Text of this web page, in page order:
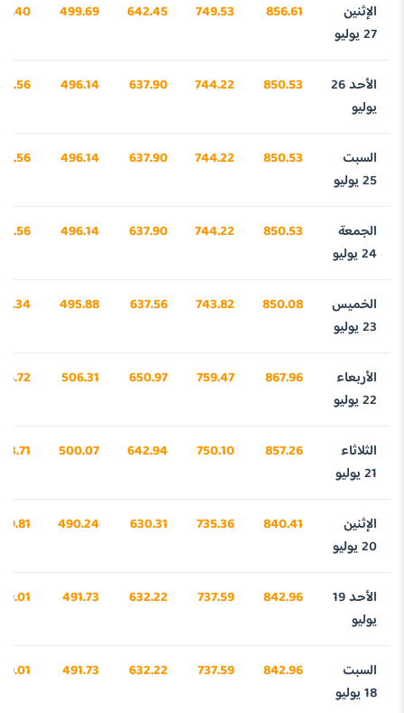
الإثنين
27 يوليو
856.61
749.53
642.45
499.69
الأحد 26
يوليو
850.53
744.22
637.90
496.14
السبت
25 يوليو
850.53
744.22
637.90
496.14
الجمعة
24 يوليو
850.53
744.22
637.90
496.14
الخميس
23 يوليو
850.08
743.82
637.56
495.88
الأربعاء
22 يوليو
867.96
759.47
650.97
506.31
الثلاثاء
21 يوليو
857.26
750.10
642.94
500.07
الإثنين
20 يوليو
840.41
735.36
630.31
490.24
الأحد 19
يوليو
842.96
737.59
632.22
491.73
السبت
18 يوليو
842.96
737.59
632.22
491.73